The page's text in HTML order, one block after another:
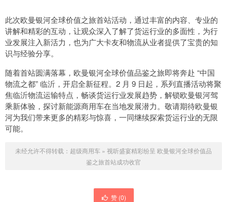
此次欧曼银河全球价值之旅首站活动，通过丰富的内容、专业的
讲解和精彩的互动，让观众深入了解了货运行业的多面性，为行
业发展注入新活力，也为广大卡友和物流从业者提供了宝贵的知
识与经验分享。
随着首站圆满落幕，欧曼银河全球价值品鉴之旅即将奔赴 “中国
物流之都” 临沂，开启全新征程。2 月 9 日起，系列直播活动将聚
焦临沂物流运输特点，畅谈货运行业发展趋势，解锁欧曼银河驾
乘新体验，探讨新能源商用车在当地发展潜力。敬请期待欧曼银
河为我们带来更多的精彩与惊喜，一同继续探索货运行业的无限
可能。
未经允许不得转载： 超级商用车 » 视听盛宴精彩纷呈 欧曼银河全球价值品
鉴之旅首站成功收官
赞 (0)